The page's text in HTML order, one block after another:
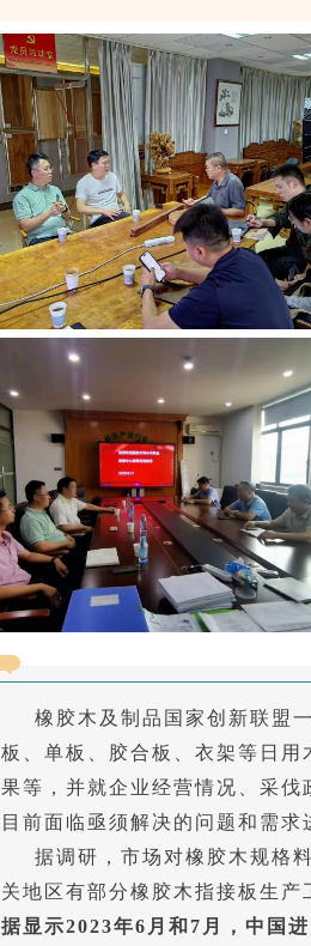
橡胶木及制品国家创新联盟
板、单板、胶合板、衣架等日
果等，并就企业经营情况、采
目前面临亟须解决的问题和需求
据调研，市场对橡胶木规格
关地区有部分橡胶木指接板生产
据显示2023年6月和7月，中国